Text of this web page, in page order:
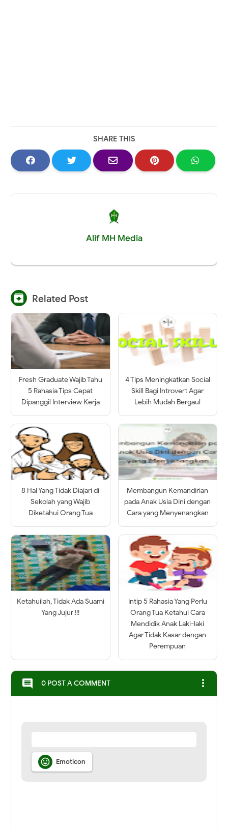
SHARE THIS
Alif MH Media
 Related Post
Fresh Graduate Wajib Tahu
5 Rahasia Tips Cepat
Dipanggil Interview Kerja
4 Tips Meningkatkan Social
Skill Bagi Introvert Agar
Lebih Mudah Bergaul
8 Hal Yang Tidak Diajari di
Sekolah yang Wajib
Diketahui Orang Tua
Membangun Kemandirian
pada Anak Usia Dini dengan
Cara yang Menyenangkan
Ketahuilah, Tidak Ada Suami
Yang Jujur !!!
Intip 5 Rahasia Yang Perlu
Orang Tua Ketahui Cara
Mendidik Anak Laki-laki
Agar Tidak Kasar dengan
Perempuan
comment 0 POST A COMMENT more_vert
 Emoticon